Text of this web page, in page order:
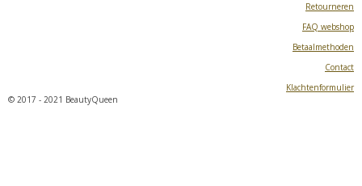
Retourneren
FAQ webshop
Betaalmethoden
Contact
Klachtenformulier
© 2017 - 2021 BeautyQueen